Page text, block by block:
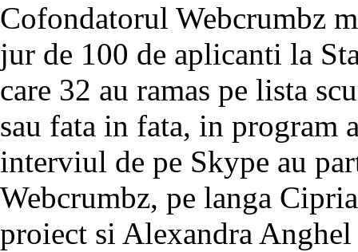
Cofondatorul Webcrumbz
jur de 100 de aplicanti la
care 32 au ramas pe lista
sau fata in fata, in program
interviul de pe Skype au
Webcrumbz, pe langa
proiect si Alexandra